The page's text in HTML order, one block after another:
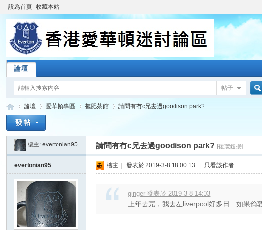
設為首頁 收藏本站
論壇
帖子
»
論壇
›
愛華頓專區
›
拖肥茶館
›
請問有冇c兄去過goodison park?
樓主:evertonian95 請問有冇c兄去過goodison park? [複製鏈接]
evertonian95 樓主 發表於 2019-3-8 18:00:13 只看該作者
ginger 發表於 2019-3-8 14:03
上年去完，我去左liverpool好多日，如果倫